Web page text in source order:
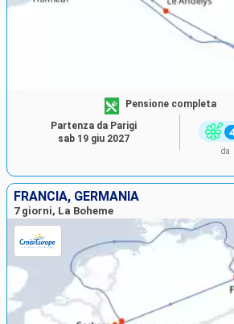
Pensione completa
da
Partenza da Parigi
sab 19 giu 2027
FRANCIA, GERMANIA
7 giorni, La Boheme